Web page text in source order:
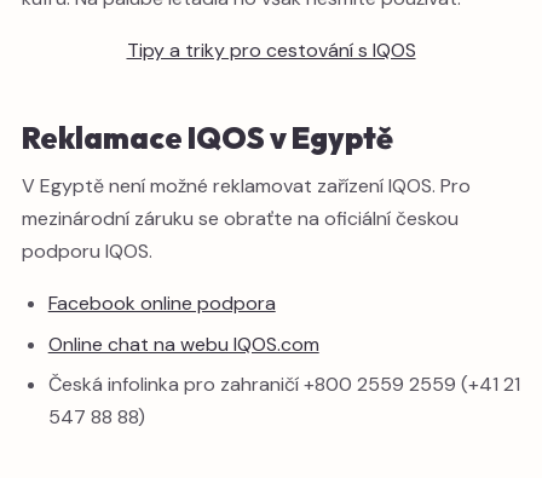
Tipy a triky pro cestování s IQOS
Reklamace IQOS v Egyptě
V Egyptě není možné reklamovat zařízení IQOS. Pro
mezinárodní záruku se obraťte na oficiální českou
podporu IQOS.
Facebook online podpora
Online chat na webu IQOS.com
Česká infolinka pro zahraničí +800 2559 2559 (+41 21
547 88 88)